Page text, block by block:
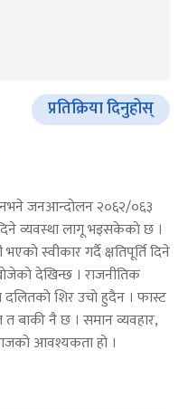
प्रतिक्रिया दिनुहोस्
जनआन्दाेलन २०६२/०६३
व्यवस्था लागू भइसकेकाे छ ।
स्वीकार गर्दै क्षतिपूर्ति दिने
देखिन्छ । राजनीतिक
शिर उचाे हुदैन । फास्ट
त बाकी नै छ । समान व्यवहार,
आवश्यकता हाे ।